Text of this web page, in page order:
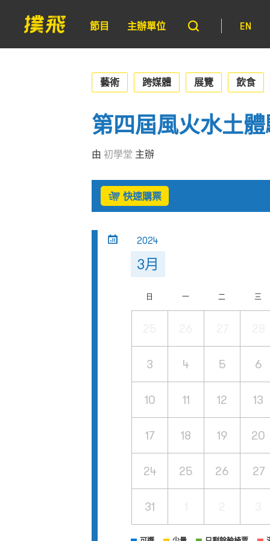
節目 主辦單位 EN
藝術 跨媒體 展覽 飲食
第四屆風火水土
由 初學堂 主辦
快速購票
2024
3月
日 一 二 三
3 4 5 6
10 11 12 13
17 18 19 20
24 25 26 27
31